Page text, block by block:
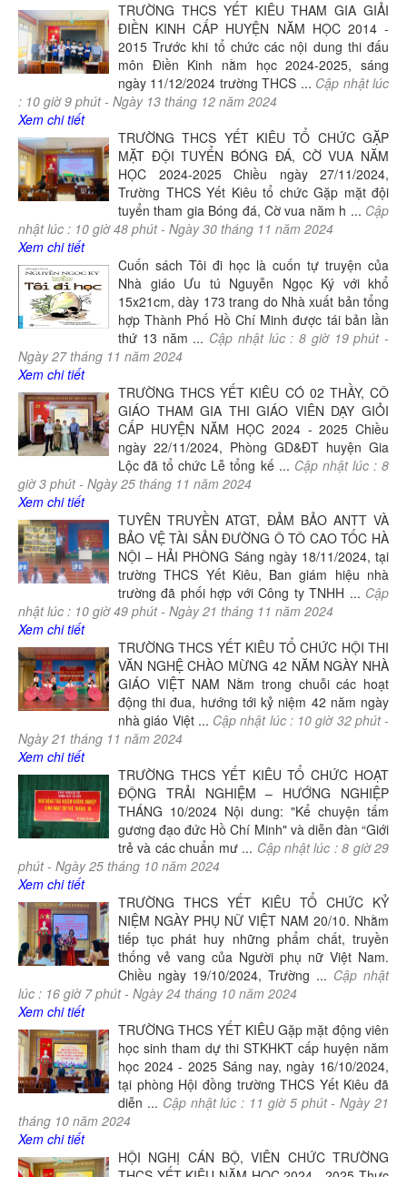
TRƯỜNG THCS YẾT KIÊU THAM GIA GIẢI
ĐIỀN KINH CẤP HUYỆN NĂM HỌC 2014 -
2015 Trước khi tổ chức các nội dung thi đấu
môn Điền Kinh nằm học 2024-2025, sáng
ngày 11/12/2024 trường THCS ... Cập nhật lúc
: 10 giờ 9 phút - Ngày 13 tháng 12 năm 2024
Xem chi tiết
TRƯỜNG THCS YẾT KIÊU TỔ CHỨC GẶP
MẶT ĐỘI TUYỂN BÓNG ĐÁ, CỜ VUA NĂM
HỌC 2024-2025 Chiều ngày 27/11/2024,
Trường THCS Yết Kiêu tổ chức Gặp mặt đội
tuyển tham gia Bóng đá, Cờ vua năm h ... Cập
nhật lúc : 10 giờ 48 phút - Ngày 30 tháng 11 năm 2024
Xem chi tiết
Cuốn sách Tôi đi học là cuốn tự truyện của
Nhà giáo Ưu tú Nguyễn Ngọc Ký với khổ
15x21cm, dày 173 trang do Nhà xuất bản tổng
hợp Thành Phố Hồ Chí Minh được tái bản lần
thứ 13 năm ... Cập nhật lúc : 8 giờ 19 phút -
Ngày 27 tháng 11 năm 2024
Xem chi tiết
TRƯỜNG THCS YẾT KIÊU CÓ 02 THẦY, CÔ
GIÁO THAM GIA THI GIÁO VIÊN DẠY GIỎI
CẤP HUYỆN NĂM HỌC 2024 - 2025 Chiều
ngày 22/11/2024, Phòng GD&ĐT huyện Gia
Lộc đã tổ chức Lễ tổng kế ... Cập nhật lúc : 8
giờ 3 phút - Ngày 25 tháng 11 năm 2024
Xem chi tiết
TUYÊN TRUYỀN ATGT, ĐẢM BẢO ANTT VÀ
BẢO VỆ TÀI SẢN ĐƯỜNG Ô TÔ CAO TỐC HÀ
NỘI – HẢI PHÒNG Sáng ngày 18/11/2024, tại
trường THCS Yết Kiêu, Ban giám hiệu nhà
trường đã phối hợp với Công ty TNHH ... Cập
nhật lúc : 10 giờ 49 phút - Ngày 21 tháng 11 năm 2024
Xem chi tiết
TRƯỜNG THCS YẾT KIÊU TỔ CHỨC HỘI THI
VĂN NGHỆ CHÀO MỪNG 42 NĂM NGÀY NHÀ
GIÁO VIỆT NAM Nằm trong chuỗi các hoạt
động thi đua, hướng tới kỷ niệm 42 năm ngày
nhà giáo Việt ... Cập nhật lúc : 10 giờ 32 phút -
Ngày 21 tháng 11 năm 2024
Xem chi tiết
TRƯỜNG THCS YẾT KIÊU TỔ CHỨC HOẠT
ĐỘNG TRẢI NGHIỆM – HƯỚNG NGHIỆP
THÁNG 10/2024 Nội dung: "Kể chuyện tấm
gương đạo đức Hồ Chí Minh" và diễn đàn “Giới
trẻ và các chuẩn mư ... Cập nhật lúc : 8 giờ 29
phút - Ngày 25 tháng 10 năm 2024
Xem chi tiết
TRƯỜNG THCS YẾT KIÊU TỔ CHỨC KỶ
NIỆM NGÀY PHỤ NỮ VIỆT NAM 20/10. Nhằm
tiếp tục phát huy những phẩm chất, truyền
thống vẻ vang của Người phụ nữ Việt Nam.
Chiều ngày 19/10/2024, Trường ... Cập nhật
lúc : 16 giờ 7 phút - Ngày 24 tháng 10 năm 2024
Xem chi tiết
TRƯỜNG THCS YẾT KIÊU Gặp mặt động viên
học sinh tham dự thi STKHKT cấp huyện năm
học 2024 - 2025 Sáng nay, ngày 16/10/2024,
tại phòng Hội đồng trường THCS Yết Kiêu đã
diễn ... Cập nhật lúc : 11 giờ 5 phút - Ngày 21
tháng 10 năm 2024
Xem chi tiết
HỘI NGHỊ CÁN BỘ, VIÊN CHỨC TRƯỜNG